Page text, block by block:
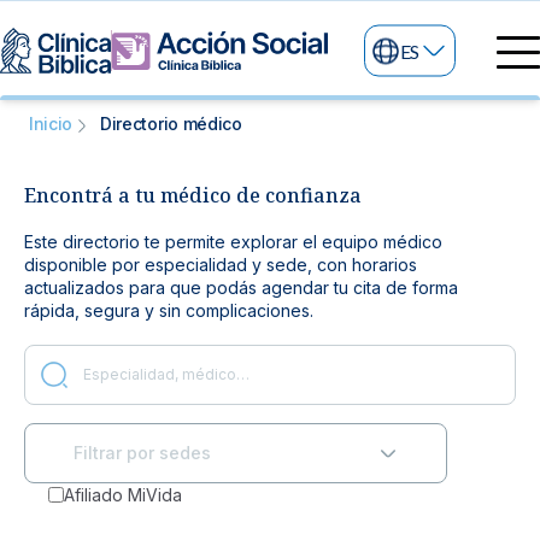
Directorio Médico
Nuestras especialidades
Centros de Excelencia
Servicios
Servicios Generales
Servicios 24/7
Servicios Especializados
Otros Servicios
Información
Información para el Paciente
Sobre nosotros
Sedes
ES
Inicio Directorio médico
Encontrá a tu médico de confianza
Este directorio te permite explorar el equipo médico
disponible por especialidad y sede, con horarios
actualizados para que podás agendar tu cita de forma
rápida, segura y sin complicaciones.
Afiliado MiVida